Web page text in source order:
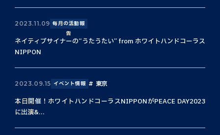
2023.11.09 毎月の活動報
告
ネイティブサイナーの“うたうたい” from ホワイトハンドコーラス
NIPPON
2023.09.15 イベント情報 東京
本日開催！ホワイトハンドコーラスNIPPONがPEACE DAY2023
に出演&...